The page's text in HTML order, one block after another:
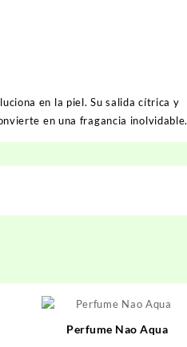
en la piel. Su salida cítrica y
en una fragancia inolvidable.
Perfume Nao Aqua